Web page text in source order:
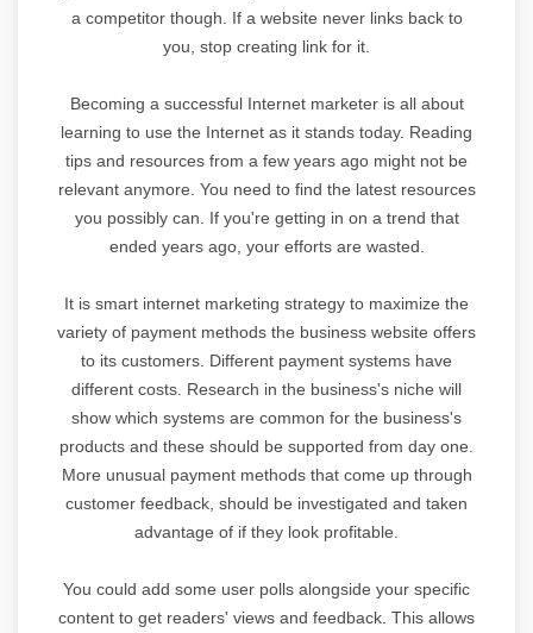
a competitor though. If a website never links back to
you, stop creating link for it.
Becoming a successful Internet marketer is all about
learning to use the Internet as it stands today. Reading
tips and resources from a few years ago might not be
relevant anymore. You need to find the latest resources
you possibly can. If you're getting in on a trend that
ended years ago, your efforts are wasted.
It is smart internet marketing strategy to maximize the
variety of payment methods the business website offers
to its customers. Different payment systems have
different costs. Research in the business's niche will
show which systems are common for the business's
products and these should be supported from day one.
More unusual payment methods that come up through
customer feedback, should be investigated and taken
advantage of if they look profitable.
You could add some user polls alongside your specific
content to get readers' views and feedback. This allows